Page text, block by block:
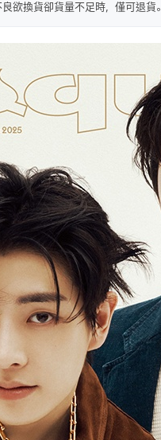
欲換貨卻貨量不足時，僅可退貨。